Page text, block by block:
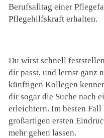
Berufsalltag einer
Pflegehilfskraft erhalten.
Du wirst schnell
dir passt, und lernst ganz
künftigen Kollegen
dir sogar die Suche nach
erleichtern. Im besten
großartigen ersten
mehr gehen lassen.